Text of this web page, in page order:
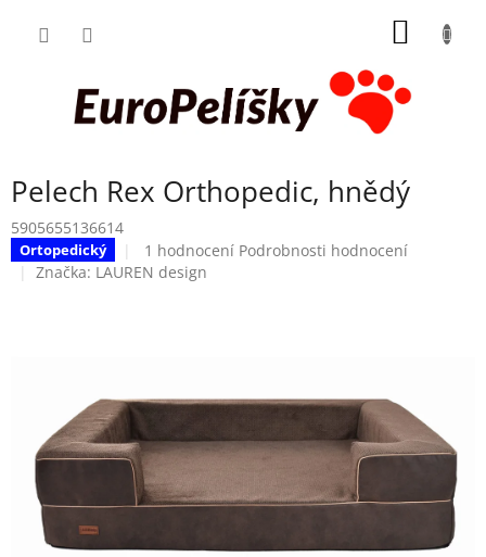
Pelech Rex Orthopedic, hnědý
5905655136614
Ortopedický
Průměrné
hodnocení
hvězdiček.
1 hodnocení Podrobnosti hodnocení
Značka: LAUREN design